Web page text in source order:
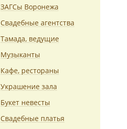
ЗАГСы Воронежа
Свадебные агентства
Тамада, ведущие
Музыканты
Кафе, рестораны
Украшение зала
Букет невесты
Свадебные платья